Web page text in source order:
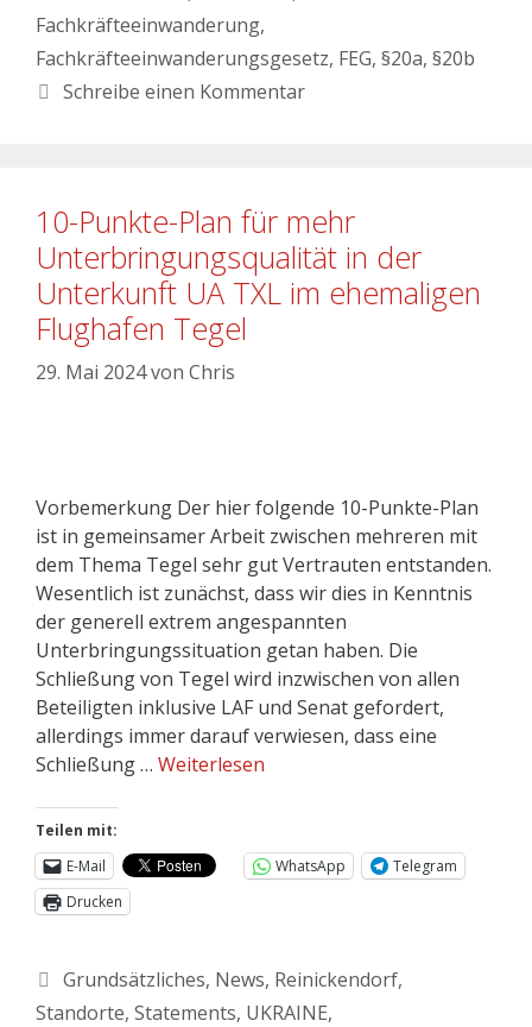
Fachkräfteeinwanderung,
Fachkräfteeinwanderungsgesetz, FEG, §20a, §20b
Schreibe einen Kommentar
10-Punkte-Plan für mehr
Unterbringungsqualität in der
Unterkunft UA TXL im ehemaligen
Flughafen Tegel
29. Mai 2024von Chris
Vorbemerkung Der hier folgende 10-Punkte-Plan
ist in gemeinsamer Arbeit zwischen mehreren mit
dem Thema Tegel sehr gut Vertrauten entstanden.
Wesentlich ist zunächst, dass wir dies in Kenntnis
der generell extrem angespannten
Unterbringungssituation getan haben. Die
Schließung von Tegel wird inzwischen von allen
Beteiligten inklusive LAF und Senat gefordert,
allerdings immer darauf verwiesen, dass eine
Schließung … Weiterlesen
Teilen mit:
E-Mail
WhatsApp
Telegram
Drucken
Grundsätzliches, News, Reinickendorf,
Standorte, Statements, UKRAINE,